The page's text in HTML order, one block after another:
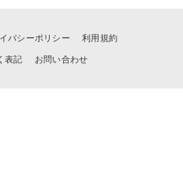
バシーポリシー 利用規約
表記 お問い合わせ